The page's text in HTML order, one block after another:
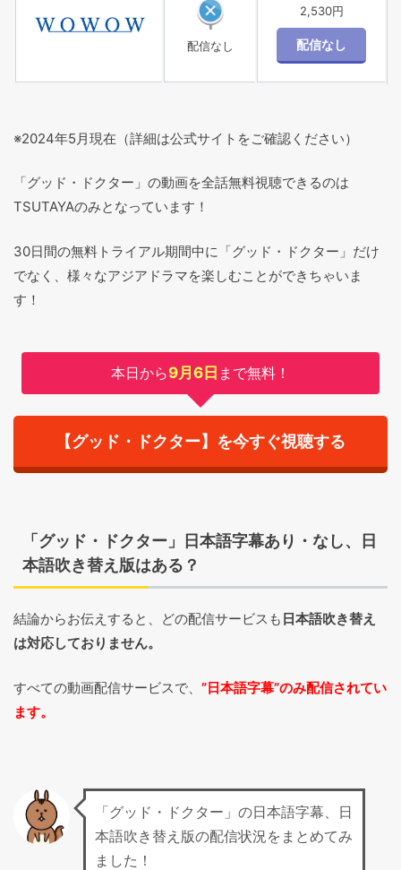
配信なし
2,530円
※2024年5月現在（詳細は公式サイトをご確認ください）
「グッド・ドクター」の動画を全話無料視聴できるのは
TSUTAYAのみとなっています！
30日間の無料トライアル期間中に「グッド・ドクター」だけ
でなく、様々なアジアドラマを楽しむことができちゃいま
す！
本日から9月6日 まで無料！
【グッド・ドクター】を今すぐ視聴する
「グッド・ドクター」日本語字幕あり・なし、日
本語吹き替え版はある？
結論からお伝えすると、どの配信サービスも 日本語吹き替え
は対応しておりません。
すべての動画配信サービスで、 ”日本語字幕”のみ配信されてい
ます。
「グッド・ドクター」の日本語字幕、日
本語吹き替え版の配信状況をまとめてみ
ました！